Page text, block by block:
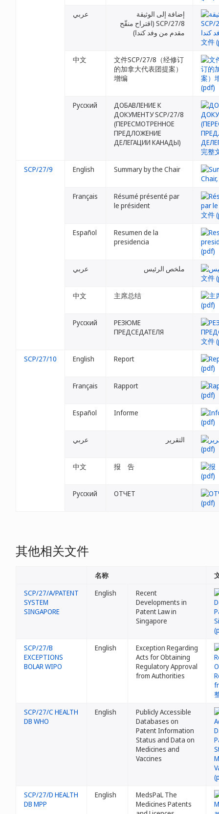
عربي
إضافة إلى الوثيقة
SCP/27/8 (اقتراح منقّح
مقدم من وفد كندا)
中文
文件SCP/27/8（经修订
的加拿大代表团提案）
增编
Русский
ДОБАВЛЕНИЕ К
ДОКУМЕНТУ SCP/27/8
(ПЕРЕСМОТРЕННОЕ
ПРЕДЛОЖЕНИЕ
ДЕЛЕГАЦИИ КАНАДЫ)
SCP/27/9 English Summary by the Chair
Français
Résumé présenté par
le président
Español
Resumen de la
presidencia
عربي ملخص الرئيس
中文 主席总结
Русский
РЕЗЮМЕ
ПРЕДСЕДАТЕЛЯ
SCP/27/10 English Report
Français Rapport
Español Informe
عربي التقرير
中文 报 告
Русский ОТЧЕТ
其他相关文件
名称
SCP/27/A/PATENT
SYSTEM
SINGAPORE
English
Recent
Developments in
Patent Law in
Singapore
SCP/27/B
EXCEPTIONS
BOLAR WIPO
English
Exception Regarding
Acts for Obtaining
Regulatory Approval
from Authorities
SCP/27/C HEALTH
DB WHO
English
Publicly Accessible
Databases on
Patent Information
Status and Data on
Medicines and
Vaccines
SCP/27/D HEALTH
DB MPP
English
MedsPaL The
Medicines Patents